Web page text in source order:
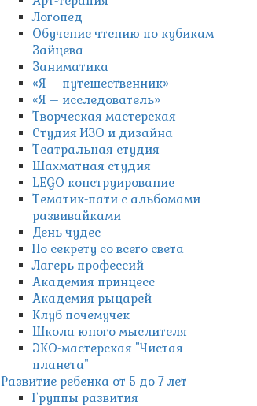
Логопед
Обучение чтению по кубикам
Зайцева
Заниматика
«Я – путешественник»
«Я – исследователь»
Творческая мастерская
Студия ИЗО и дизайна
Театральная студия
Шахматная студия
LEGO конструирование
Тематик-пати с альбомами
развивайками
День чудес
По секрету со всего света
Лагерь профессий
Академия принцесс
Академия рыцарей
Клуб почемучек
Школа юного мыслителя
ЭКО-мастерская "Чистая
планета"
Развитие ребенка от 5 до 7 лет
Группы развития